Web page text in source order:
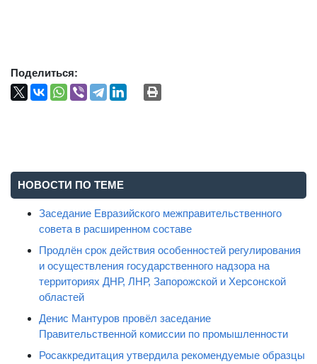
Поделиться:
НОВОСТИ ПО ТЕМЕ
Заседание Евразийского межправительственного
совета в расширенном составе
Продлён срок действия особенностей регулирования
и осуществления государственного надзора на
территориях ДНР, ЛНР, Запорожской и Херсонской
областей
Денис Мантуров провёл заседание
Правительственной комиссии по промышленности
Росаккредитация утвердила рекомендуемые образцы